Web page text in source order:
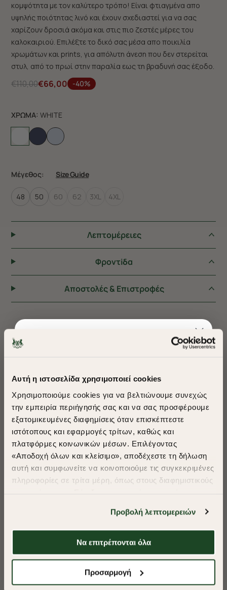
Αυτή η ιστοσελίδα χρησιμοποιεί cookies
Χρησιμοποιούμε cookies για να βελτιώνουμε συνεχώς
την εμπειρία περιήγησής σας και να σας προσφέρουμε
εξατομικευμένες διαφημίσεις όταν επισκέπτεστε
ιστότοπους και εφαρμογές τρίτων, καθώς και
πλατφόρμες κοινωνικών μέσων. Επιλέγοντας
«Αποδοχή όλων και κλείσιμο», αποδέχεστε τη δήλωση
αυτή και συμφωνείτε να κοινοποιούμε τις συγκεκριμένες
πληροφορίες σε τρίτα μέρη, όπως στους διαφημιστικούς
απαιτούμενα cookies» και θα περιοριστούμε
στα cookies και τις τεχνολογίες που είναι απολύτως
απαραίτητα για την ασφαλή απόδοση και
λειτουργικότητα της ιστοσελίδας μας. Ωστόσο, λάβετε
θα μπορούμε να συλλέξουμε πληροφορίες που θα
Προβολή λεπτομερειών
Να επιτρέπονται όλα
Προσαρμογή
κομψότητα με τον καλύτερο τρόπο! Είναι φτιαγμένα απο
υψηλής ποιότητας λινό και έχουν σχεδιαστεί για να σας
χαρίζουν δροσιά ακόμα και στις πιο ζεστές μέρες του
καλοκαιριού. Επιλέξτε το δικό σας μέσα απο ποικιλία
χρωμάτων και prints, για απόλυτη άνεση που δεν στερείται
στυλ, από το πρωί στην παραλία εως τη βραδυνή σας έξοδο.
€110,00€66,00 -40%
ΧΡΩΜΑ: WHITE
Μέγεθος: Size Guide
48 50 60 62 3XL 4XL
Λεπτομέρειες
Φροντiδα
Αποστολές & Επιστροφές
ΠΡΟΤΕΙΝΟΥΜΕ ΓΙΑ ΕΣΑΣ
ΠΟΥΚΑΜΙΣΟ FIL A FIL REGULAR FIT
​
A Season of Style
SUMMER SALE
Shop Now